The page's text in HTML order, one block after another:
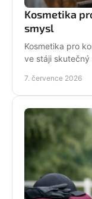
Kosmetika
smysl
Kosmetika pro
ve stáji skutečný
7. července 2026